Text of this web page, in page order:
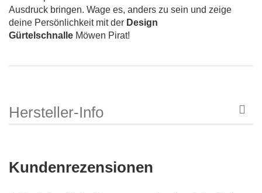
Ausdruck bringen. Wage es, anders zu sein und zeige
deine Persönlichkeit mit der Design
Gürtelschnalle Möwen Pirat!
Hersteller-Info
Kundenrezensionen